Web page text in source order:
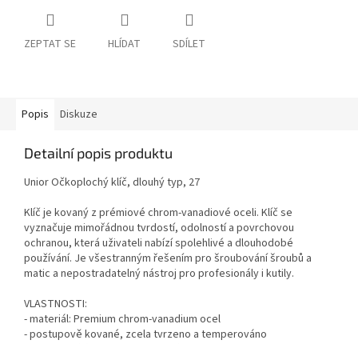
ZEPTAT SE HLÍDAT SDÍLET
Popis Diskuze
Detailní popis produktu
Unior Očkoplochý klíč, dlouhý typ, 27
Klíč je kovaný z prémiové chrom-vanadiové oceli. Klíč se
vyznačuje mimořádnou tvrdostí, odolností a povrchovou
ochranou, která uživateli nabízí spolehlivé a dlouhodobé
používání. Je všestranným řešením pro šroubování šroubů a
matic a nepostradatelný nástroj pro profesionály i kutily.
VLASTNOSTI:
- materiál: Premium chrom-vanadium ocel
- postupově kované, zcela tvrzeno a temperováno